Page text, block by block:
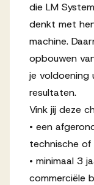
die LM
denkt met
machine.
opbouwen
je voldoening
resultaten.
Vink jij deze
• een
technische of
• minimaal 3
commerciële